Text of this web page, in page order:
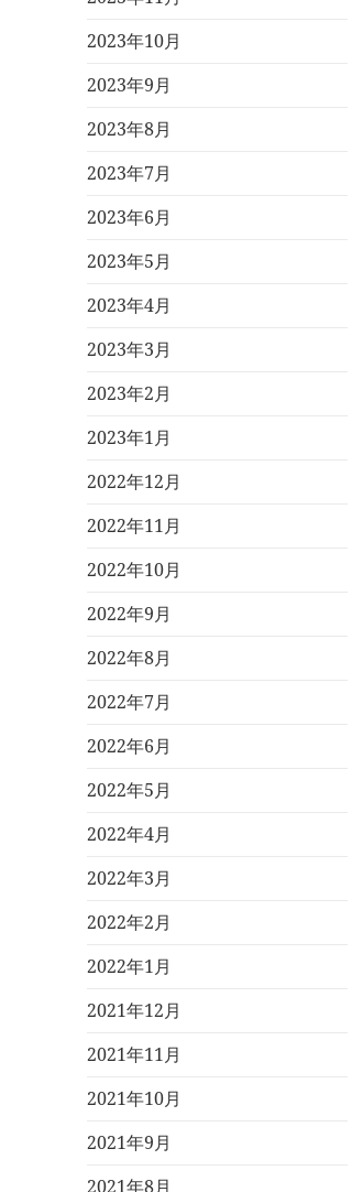
2023年10月
2023年9月
2023年8月
2023年7月
2023年6月
2023年5月
2023年4月
2023年3月
2023年2月
2023年1月
2022年12月
2022年11月
2022年10月
2022年9月
2022年8月
2022年7月
2022年6月
2022年5月
2022年4月
2022年3月
2022年2月
2022年1月
2021年12月
2021年11月
2021年10月
2021年9月
2021年8月